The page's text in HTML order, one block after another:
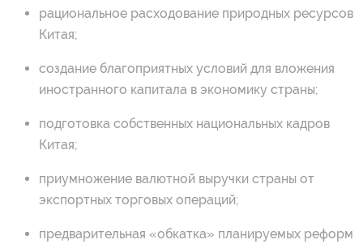
рациональное расходование природных ресурсов
Китая;
создание благоприятных условий для вложения
иностранного капитала в экономику страны;
подготовка собственных национальных кадров
Китая;
приумножение валютной выручки страны от
экспортных торговых операций;
предварительная «обкатка» планируемых реформ